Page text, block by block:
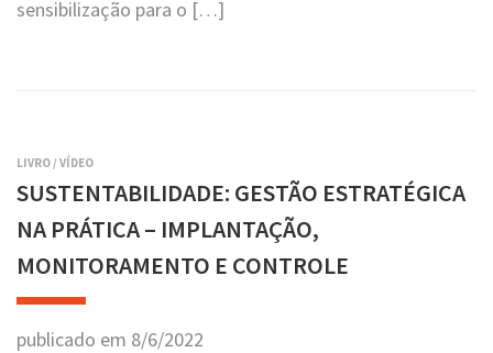
sensibilização para o […]
LIVRO/VÍDEO
SUSTENTABILIDADE: GESTÃO ESTRATÉGICA
NA PRÁTICA – IMPLANTAÇÃO,
MONITORAMENTO E CONTROLE
publicado em 8/6/2022